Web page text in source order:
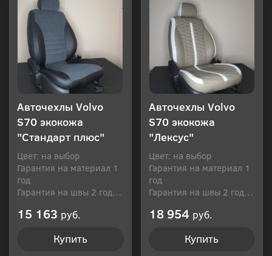
Авточехлы Volvo
S70 экокожа
"Стандарт плюс"
Цвет: на выбор
Гарантия на материал 1
год
Гарантия на швы 2 года
15 163 руб.
Купить
Авточехлы Volvo
S70 экокожа
"Лексус"
Цвет: на выбор
Гарантия на материал 1
год
Гарантия на швы 2 года
18 954 руб.
Купить